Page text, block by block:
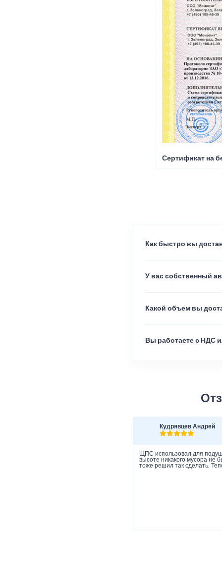
Сертификат на
Как быстро вы
У вас собственный
Какой объем вы
Вы работаете с НДС
Кудрявцев Андрей
ЩПС использовал для
высоте никакого мусора не
тоже решил так сделать.